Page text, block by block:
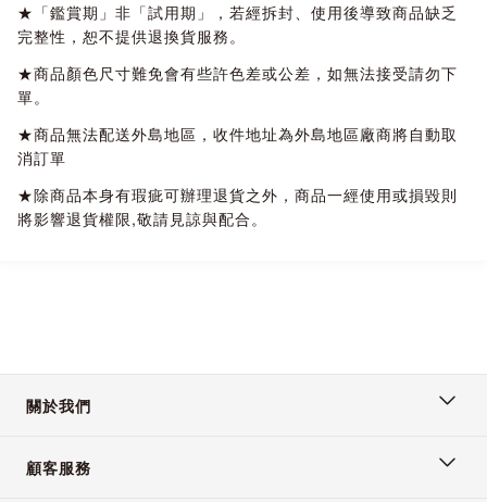
★「鑑賞期」非「試用期」，若經拆封、使用後導致商品缺乏
完整性，恕不提供退換貨服務。
★商品顏色尺寸難免會有些許色差或公差，如無法接受請勿下
單。
★商品無法配送外島地區，收件地址為外島地區廠商將自動取
消訂單
★除商品本身有瑕疵可辦理退貨之外，商品一經使用或損毀則
將影響退貨權限,敬請見諒與配合。
關於我們
顧客服務